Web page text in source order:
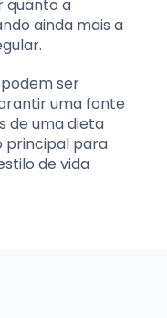
quanto a
ainda mais a
ser
uma fonte
de uma dieta
principal para
de vida